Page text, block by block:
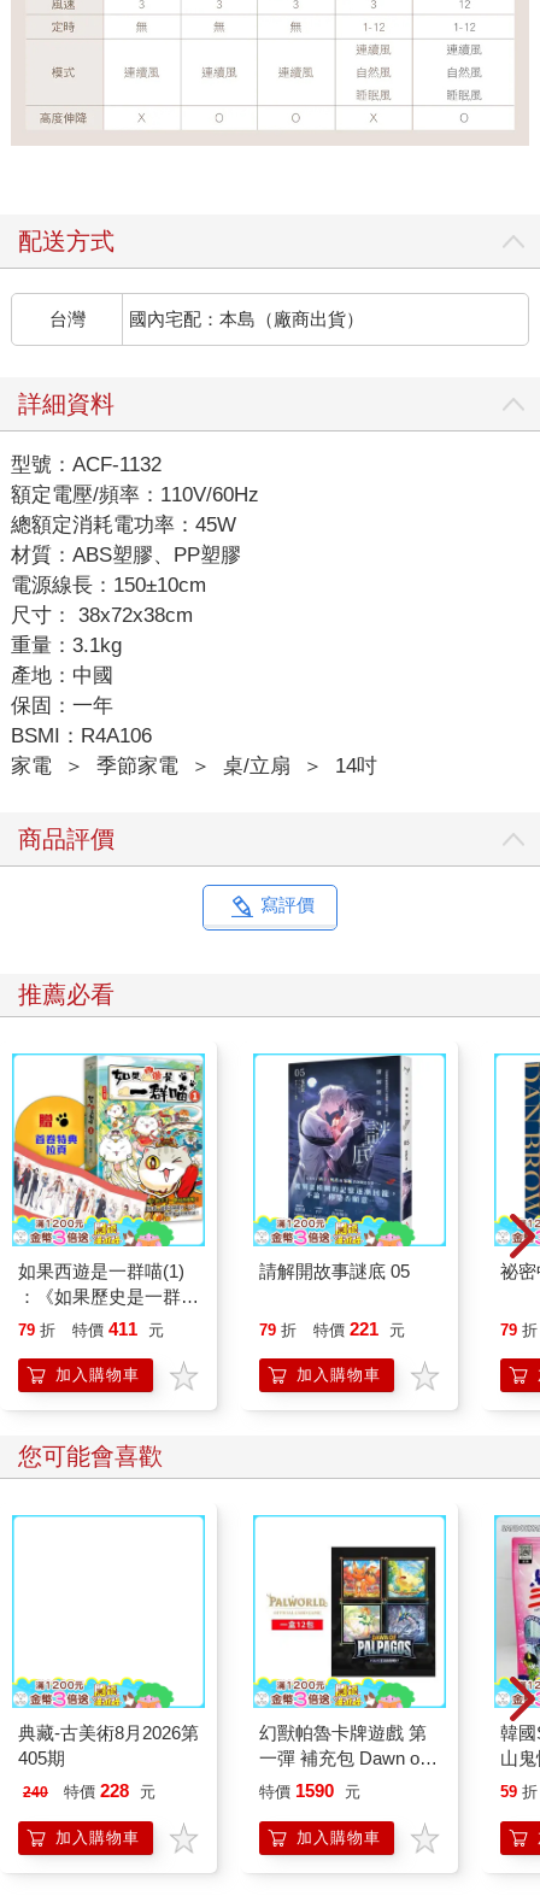
配送方式
台灣 國內宅配：本島（廠商出貨）
詳細資料
型號：ACF-1132
額定電壓/頻率：110V/60Hz
總額定消耗電功率：45W
材質：ABS塑膠、PP塑膠
電源線長：150±10cm
尺寸： 38x72x38cm
重量：3.1kg
產地：中國
保固：一年
BSMI：R4A106
家電
＞ 季節家電 ＞ 桌/立扇 ＞ 14吋
商品評價
寫評價
推薦必看
如果西遊是一群喵(1)
：《如果歷史是一群
喵》作者最新力作，附
79 折 特價 411 元
加入購物車
請解開故事謎底 05
79 折 特價 221 元
加入購物車
祕
79 折
您可能會喜歡
典藏-古美術8月2026第
405期
240 特價 228 元
加入購物車
幻獸帕魯卡牌遊戲 第
一彈 補充包 Dawn of
Palpagos（日文版一
特價 1590 元
加入購物車
韓
山
450
59 折